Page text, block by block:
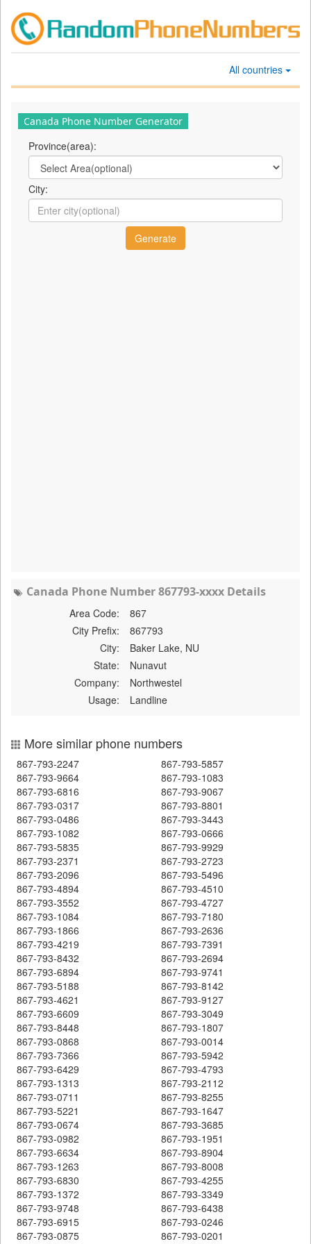
All countries
Canada Phone Number Generator
Province(area):
City:
Canada Phone Number 867793-xxxx Details
Area Code:
867
City Prefix:
867793
City:
Baker Lake, NU
State:
Nunavut
Company:
Northwestel
Usage:
Landline
More similar phone numbers
867-793-2247
867-793-5857
867-793-9664
867-793-1083
867-793-6816
867-793-9067
867-793-0317
867-793-8801
867-793-0486
867-793-3443
867-793-1082
867-793-0666
867-793-5835
867-793-9929
867-793-2371
867-793-2723
867-793-2096
867-793-5496
867-793-4894
867-793-4510
867-793-3552
867-793-4727
867-793-1084
867-793-7180
867-793-1866
867-793-2636
867-793-4219
867-793-7391
867-793-8432
867-793-2694
867-793-6894
867-793-9741
867-793-5188
867-793-8142
867-793-4621
867-793-9127
867-793-6609
867-793-3049
867-793-8448
867-793-1807
867-793-0868
867-793-0014
867-793-7366
867-793-5942
867-793-6429
867-793-4793
867-793-1313
867-793-2112
867-793-0711
867-793-8255
867-793-5221
867-793-1647
867-793-0674
867-793-3685
867-793-0982
867-793-1951
867-793-6634
867-793-8904
867-793-1263
867-793-8008
867-793-6830
867-793-4255
867-793-1372
867-793-3349
867-793-9748
867-793-6438
867-793-6915
867-793-0246
867-793-0875
867-793-0201